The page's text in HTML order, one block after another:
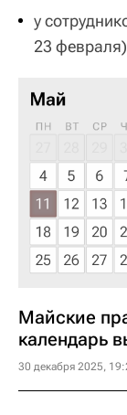
у
23
Майские
календарь
30 декабря 2025,